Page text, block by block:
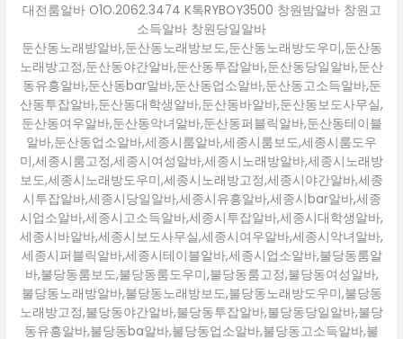
대전룸알바 O1O.2062.3474 K톡RYBOY3500 창원밤알바 창원고
소득알바 창원당일알바
둔산동노래방알바,둔산동노래방보도,둔산동노래방도우미,둔산동
노래방고정,둔산동야간알바,둔산동투잡알바,둔산동당일알바,둔산
동유흥알바,둔산동bar알바,둔산동업소알바,둔산동고소득알바,둔
산동투잡알바,둔산동대학생알바,둔산동바알바,둔산동보도사무실,
둔산동여우알바,둔산동악녀알바,둔산동퍼블릭알바,둔산동테이블
알바,둔산동업소알바,세종시룸알바,세종시룸보도,세종시룸도우
미,세종시룸고정,세종시여성알바,세종시노래방알바,세종시노래방
보도,세종시노래방도우미,세종시노래방고정,세종시야간알바,세종
시투잡알바,세종시당일알바,세종시유흥알바,세종시bar알바,세종
시업소알바,세종시고소득알바,세종시투잡알바,세종시대학생알바,
세종시바알바,세종시보도사무실,세종시여우알바,세종시악녀알바,
세종시퍼블릭알바,세종시테이블알바,세종시업소알바,불당동룸알
바,불당동룸보도,불당동룸도우미,불당동룸고정,불당동여성알바,
불당동노래방알바,불당동노래방보도,불당동노래방도우미,불당동
노래방고정,불당동야간알바,불당동투잡알바,불당동당일알바,불당
동유흥알바,불당동ba알바,불당동업소알바,불당동고소득알바,불